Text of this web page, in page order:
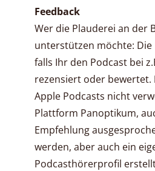
Feedback
Wer die Plauderei an der
unterstützen möchte: Die
falls Ihr den Podcast bei
rezensiert oder bewertet.
Apple Podcasts nicht
Plattform Panoptikum,
Empfehlung
werden, aber auch ein
Podcasthörerprofil